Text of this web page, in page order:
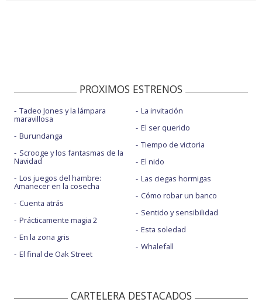
PROXIMOS ESTRENOS
Tadeo Jones y la lámpara
maravillosa
Burundanga
Scrooge y los fantasmas de la
Navidad
Los juegos del hambre:
Amanecer en la cosecha
Cuenta atrás
Prácticamente magia 2
En la zona gris
El final de Oak Street
La invitación
El ser querido
Tiempo de victoria
El nido
Las ciegas hormigas
Cómo robar un banco
Sentido y sensibilidad
Esta soledad
Whalefall
CARTELERA DESTACADOS